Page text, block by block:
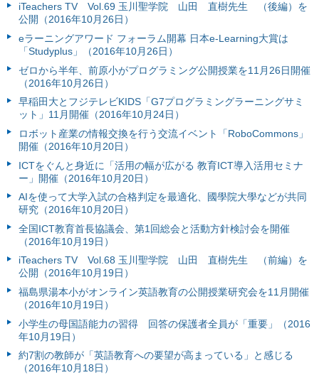
iTeachers TV Vol.69 玉川聖学院 山田 直樹先生 （後編）を
公開（2016年10月26日）
eラーニングアワード フォーラム開幕 日本e-Learning大賞は
「Studyplus」（2016年10月26日）
ゼロから半年、前原小がプログラミング公開授業を11月26日開催
（2016年10月26日）
早稲田大とフジテレビKIDS「G7プログラミングラーニングサミ
ット」11月開催（2016年10月24日）
ロボット産業の情報交換を行う交流イベント「RoboCommons」
開催（2016年10月20日）
ICTをぐんと身近に「活用の幅が広がる 教育ICT導入活用セミナ
ー」開催（2016年10月20日）
AIを使って大学入試の合格判定を最適化、國學院大學などが共同
研究（2016年10月20日）
全国ICT教育首長協議会、第1回総会と活動方針検討会を開催
（2016年10月19日）
iTeachers TV Vol.68 玉川聖学院 山田 直樹先生 （前編）を
公開（2016年10月19日）
福島県湯本小がオンライン英語教育の公開授業研究会を11月開催
（2016年10月19日）
小学生の母国語能力の習得 回答の保護者全員が「重要」（2016
年10月19日）
約7割の教師が「英語教育への要望が高まっている」と感じる
（2016年10月18日）